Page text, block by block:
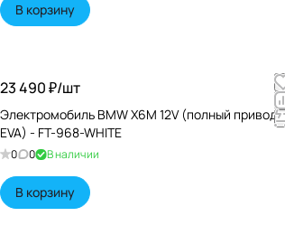
В корзину
23 490 ₽/шт
Электромобиль BMW X6M 12V (полный привод,
EVA) - FT-968-WHITE
0 0 В наличии
В корзину